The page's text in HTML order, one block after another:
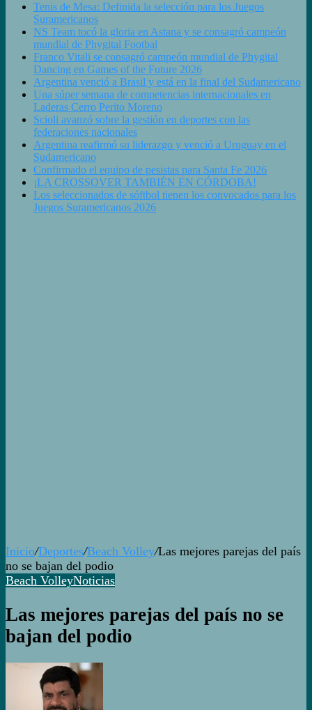
Tenis de Mesa: Definida la selección para los Juegos
Suramericanos
NS Team tocó la gloria en Astana y se consagró campeón
mundial de Phygital Footbal
Franco Vitali se consagró campeón mundial de Phygital
Dancing en Games of the Future 2026
Argentina venció a Brasil y está en la final del Sudamericano
Una súper semana de competencias internacionales en
Laderas Cerro Perito Moreno
Scioli avanzó sobre la gestión en deportes con las
federaciones nacionales
Argentina reafirmó su liderazgo y venció a Uruguay en el
Sudamericano
Confirmado el equipo de pesistas para Santa Fe 2026
¡LA CROSSOVER TAMBIÉN EN CÓRDOBA!
Los seleccionados de sóftbol tienen los convocados para los
Juegos Suramericanos 2026
Inicio/Deportes/Beach Volley/Las mejores parejas del país
no se bajan del podio
Beach VolleyNoticias
Las mejores parejas del país no se
bajan del podio